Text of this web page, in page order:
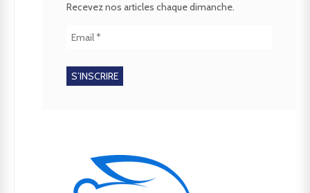
Recevez nos articles chaque dimanche.